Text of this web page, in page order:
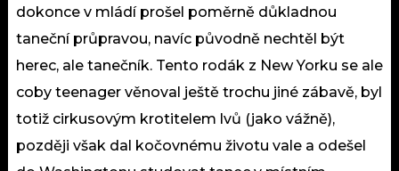
dokonce v mládí prošel poměrně důkladnou
taneční průpravou, navíc původně nechtěl být
herec, ale tanečník. Tento rodák z New Yorku se ale
coby teenager věnoval ještě trochu jiné zábavě, byl
totiž cirkusovým krotitelem lvů (jako vážně),
později však dal kočovnému životu vale a odešel